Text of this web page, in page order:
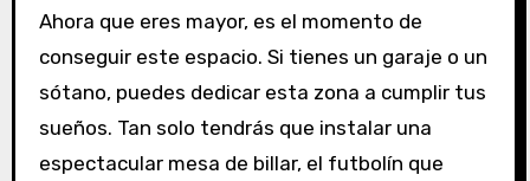
Ahora que eres mayor, es el momento de
conseguir este espacio. Si tienes un garaje o un
sótano, puedes dedicar esta zona a cumplir tus
sueños. Tan solo tendrás que instalar una
espectacular mesa de billar, el futbolín que